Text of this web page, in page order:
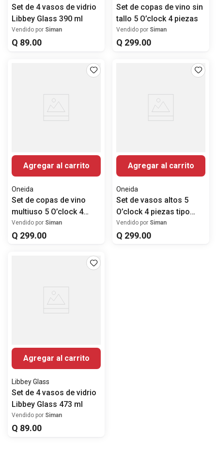
Set de 4 vasos de vidrio
Libbey Glass 390 ml
Vendido por Siman
Q 89.00
Set de copas de vino sin
tallo 5 O’clock 4 piezas
Vendido por Siman
Q 299.00
Agregar al carrito
Oneida
Set de copas de vino
multiuso 5 O’clock 4
piezas
Vendido por Siman
Q 299.00
Agregar al carrito
Oneida
Set de vasos altos 5
O’clock 4 piezas tipo
highball
Vendido por Siman
Q 299.00
Agregar al carrito
Libbey Glass
Set de 4 vasos de vidrio
Libbey Glass 473 ml
Vendido por Siman
Q 89.00